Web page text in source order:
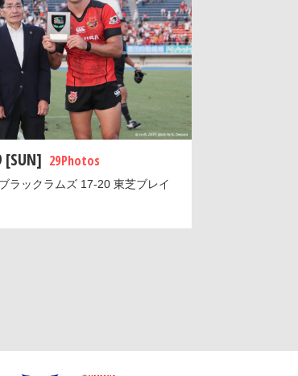
[SUN] 29 Photos
ラックラムズ 17-20 東芝ブレイ